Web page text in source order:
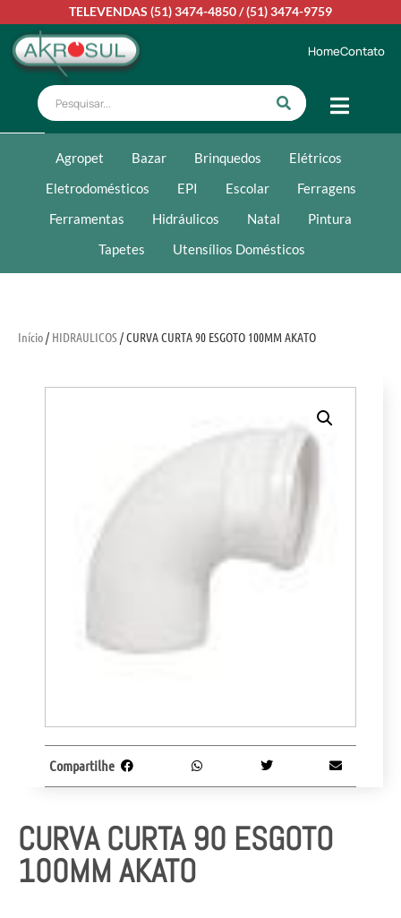
TELEVENDAS (51) 3474-4850/(51) 3474-9759
HomeContato
Agropet Bazar Brinquedos
Elétricos
Eletrodomésticos
EPI Escolar
Ferragens
Ferramentas
Hidráulicos Natal
Pintura
Tapetes
Utensílios Domésticos
Início/ HIDRAULICOS/ CURVA CURTA 90 ESGOTO 100MM AKATO
CURVA CURTA 90 ESGOTO
100MM AKATO
Compartilhe